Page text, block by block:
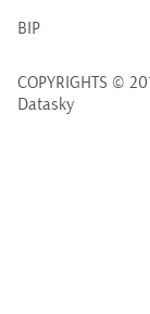
BIP
COPYRIGHTS ©
Datasky